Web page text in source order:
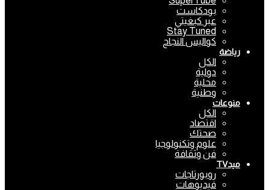
بودكاست
عبر كبغيتي
Stay Tuned
كواليس النجاح
رياضة
الكل
دولية
محلية
وطنية
منوعات
الكل
اقتصاد
صحتك
علوم وتكنولوجيا
فن وثقافة
ميدTV
روبورتاجات
فيديوهات